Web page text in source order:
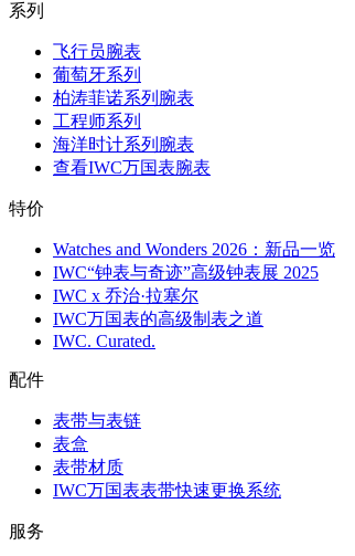
系列
飞行员腕表
葡萄牙系列
柏涛菲诺系列腕表
工程师系列
海洋时计系列腕表
查看IWC万国表腕表
特价
Watches and Wonders 2026：新品一览
IWC“钟表与奇迹”高级钟表展 2025
IWC x 乔治·拉塞尔
IWC万国表的高级制表之道
IWC. Curated.
配件
表带与表链
表盒
表带材质
IWC万国表表带快速更换系统
服务